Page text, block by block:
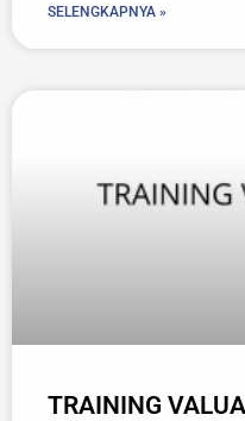
SELENGKAPNYA »
TRAINING